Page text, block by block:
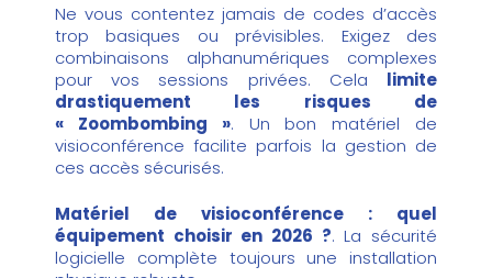
Ne vous contentez jamais de codes d’accès
trop basiques ou prévisibles. Exigez des
combinaisons alphanumériques complexes
pour vos sessions privées. Cela limite
drastiquement les risques de
« Zoombombing ». Un bon matériel de
visioconférence facilite parfois la gestion de
ces accès sécurisés.
Matériel de visioconférence : quel
équipement choisir en 2026 ?. La sécurité
logicielle complète toujours une installation